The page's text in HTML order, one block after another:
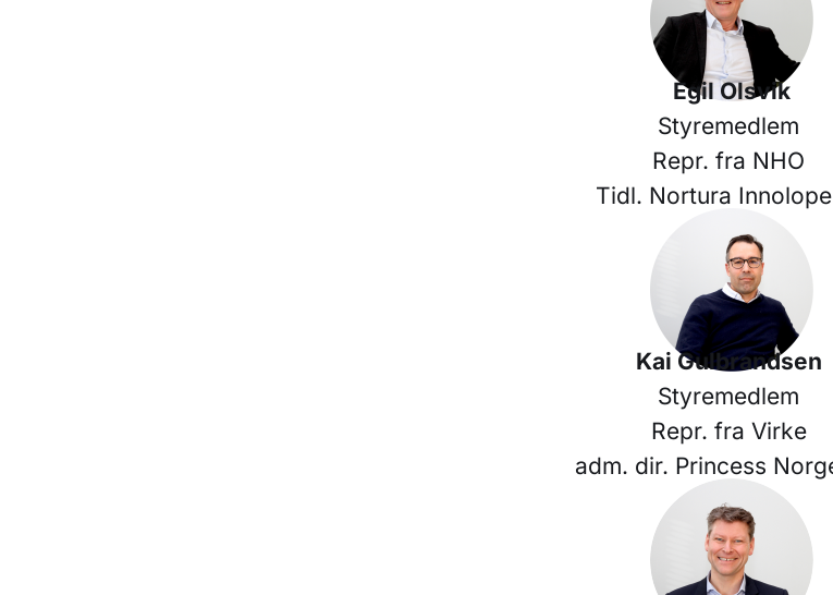
Egil Olsvik
Styremedlem
Repr. fra NHO
Tidl. Nortura
Kai Gulbrandsen
Styremedlem
Repr. fra Virke
adm. dir. Princess